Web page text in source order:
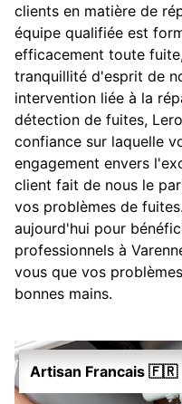
clients en matière de
équipe qualifiée est
efficacement toute
tranquillité d'esprit de
intervention liée à la
détection de fuites,
confiance sur laquelle
engagement envers
client fait de nous le
vos problèmes de
aujourd'hui pour
professionnels à
vous que vos
bonnes mains.
Artisan Francais 🇫🇷